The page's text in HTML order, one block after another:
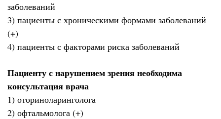
заболеваний
3) пациенты с хроническими формами заболеваний
(+)
4) пациенты с факторами риска заболеваний
Пациенту с нарушением зрения необходима
консультация врача
1) оториноларинголога
2) офтальмолога (+)